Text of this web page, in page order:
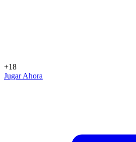
+18
Jugar Ahora